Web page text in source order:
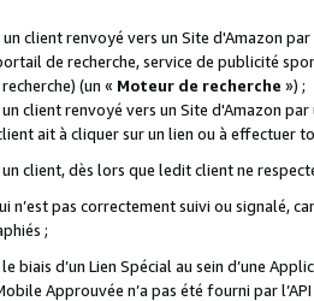
client renvoyé vers un Site d'Amazon
de recherche, service de publicité
(un « Moteur de recherche ») ;
client renvoyé vers un Site d'Amazon
ait à cliquer sur un lien ou à
client, dès lors que ledit client ne
n’est pas correctement suivi ou signalé,
;
biais d’un Lien Spécial au sein d’une
Approuvée n’a pas été fourni par